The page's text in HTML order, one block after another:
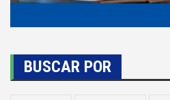
BUSCAR POR